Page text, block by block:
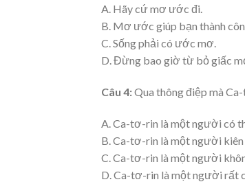
A. Hãy cứ mơ ước đi.
B. Mơ ước giúp bạn thành
C. Sống phải có ước mơ.
D. Đừng bao giờ từ bỏ giấc
Câu 4:Qua thông điệp mà
A. Ca-tơ-rin là một người có
B. Ca-tơ-rin là một người
C. Ca-tơ-rin là một người
D. Ca-tơ-rin là một người rất